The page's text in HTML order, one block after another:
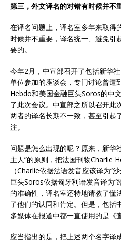
第三，外文译名的对错有时候并不
在译名问题上，译名室多年来取得
时候并不重要，译名统一、避免引
要的。
今年2月，中宣部召开了包括新华
单位参加的座谈会，专门讨论曾遭
Hebdo和美国金融巨头Soros的中
了此次会议。中宣部之所以召开此
两者的译名长期不一致，甚至引起
注。
问题是怎么出现的呢？原来，新华
主人”的原则，把法国刊物Charlie
（Charlie依据法语发音应该译为“
巨头Soros依据匈牙利语发音译为“
的准确性，译名室还特地请教了懂
了他们的认同和肯定。但是，包括
多媒体在报道中都一直使用的是《
应当指出的是，把上述两个名字译